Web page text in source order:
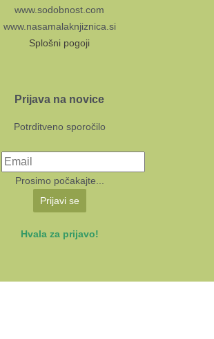
www.sodobnost.com
www.nasamalaknjiznica.si
Splošni pogoji
Prijava na novice
Potrditveno sporočilo
Prosimo počakajte...
Prijavi se
Hvala za prijavo!